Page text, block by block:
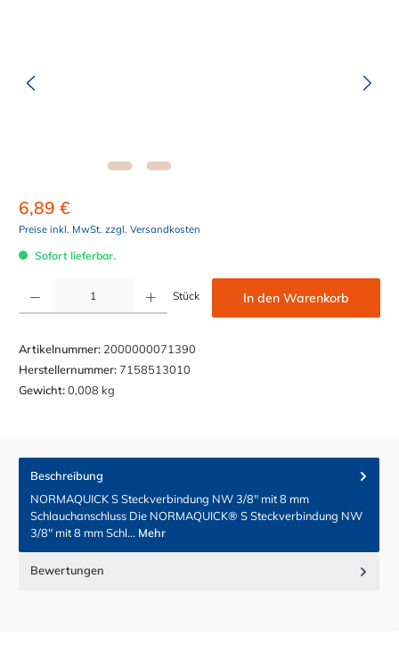
6,89 €
Preise inkl. MwSt. zzgl. Versandkosten
Sofort lieferbar.
Stück In den Warenkorb
Artikelnummer: 2000000071390
Herstellernummer:7158513010
Gewicht:0,008 kg
Beschreibung
NORMAQUICK S Steckverbindung NW 3/8" mit 8 mm
Schlauchanschluss Die NORMAQUICK® S Steckverbindung NW
3/8" mit 8 mm Schl… Mehr
Bewertungen